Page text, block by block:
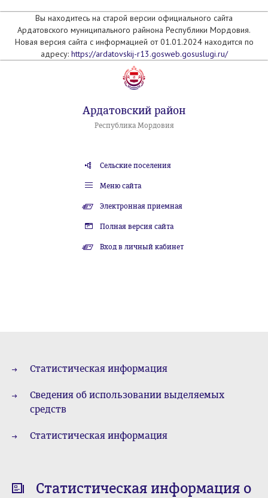
Вы находитесь на старой версии официального сайта
Ардатовского муниципального райнона Республики Мордовия.
Новая версия сайта с информацией от 01.01.2024 находится по
адресу: https://ardatovskij-r13.gosweb.gosuslugi.ru/
Ардатовский район
Республика Мордовия
Сельские поселения
Меню сайта
Электронная приемная
Полная версия сайта
Вход в личный кабинет
Статистическая информация
Сведения об использовании выделяемых
средств
Статистическая информация
Статистическая информация о